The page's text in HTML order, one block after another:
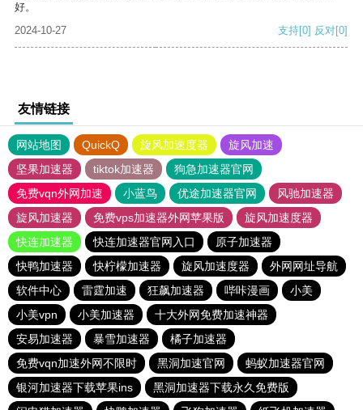
好。
2024-10-27
支持[0] 反对[0]
友情链接
网站地图 QuickQ 旋风加速度器
旋风加速
坚果加速器
tiktok加速器
狗急加速器官网
免费vqn外网加速
小蓝鸟 优途加速器官网
风驰加速器
旋风加速器
免费vps加速器外网苹果版
旋风加速度器
快连加速器
快连加速器官网入口
原子加速器
快鸭加速器
快柠檬加速器 旋风加速度器
外网网址导航
软件中心
雷霆加速 狂飙加速器 哔咔漫画
小美
小美vpn
小美加速器
十大外网免费加速神器
安易加速器
暴雪加速器
橘子加速器
免费vqn加速外网不限时
黑洞加速官网
蚂蚁加速器官网
银河加速器下载苹果ins
黑洞加速器下载永久免费版